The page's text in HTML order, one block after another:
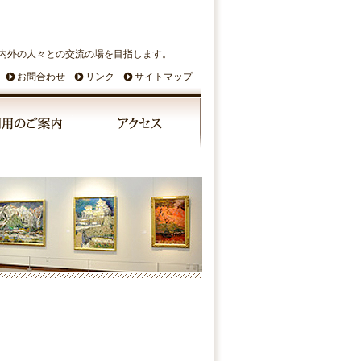
の人々との交流の場を目指します。
サイトマップ
リンク
お問合わせ